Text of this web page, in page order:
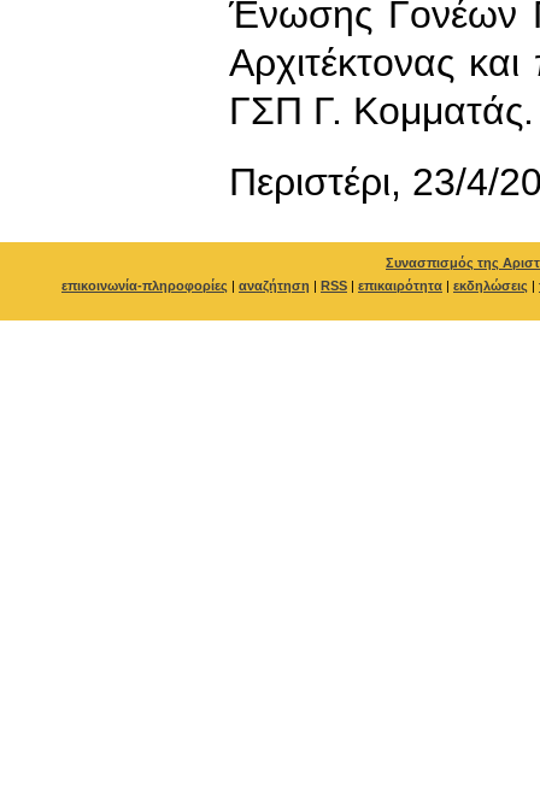
Ένωσης Γονέων
Αρχιτέκτονας
ΓΣΠ Γ. Κομματάς.
Περιστέρι, 23/4/
Συνασπισμός της
επικοινωνία-πληροφορίες | αναζήτηση | RSS | επικαιρότητα | εκδηλώσεις |